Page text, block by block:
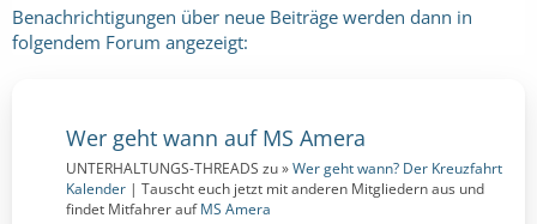
Benachrichtigungen über neue Beiträge werden dann in
folgendem Forum angezeigt:
Wer geht wann auf MS Amera
UNTERHALTUNGS-THREADS zu »Wer geht wann? Der Kreuzfahrt
Kalender | Tauscht euch jetzt mit anderen Mitgliedern aus und
findet Mitfahrer aufMS Amera